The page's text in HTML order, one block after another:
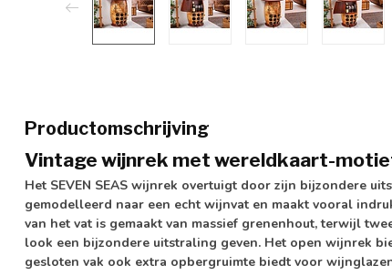
Productomschrijving
Vintage wijnrek met wereldkaart-
Het SEVEN SEAS wijnrek overtuigt door zijn bijzondere
gemodelleerd naar een echt wijnvat en maakt vooral
van het vat is gemaakt van massief grenenhout, terwijl
look een bijzondere uitstraling geven. Het open wijnrek
gesloten vak ook extra opbergruimte biedt voor